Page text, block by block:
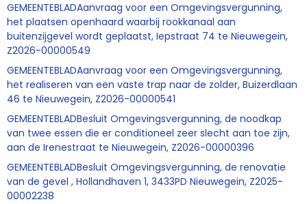
GEMEENTEBLADAanvraag voor een Omgevingsvergunning,
het plaatsen openhaard waarbij rookkanaal aan
buitenzijgevel wordt geplaatst, Iepstraat 74 te Nieuwegein,
Z2026-00000549
GEMEENTEBLADAanvraag voor een Omgevingsvergunning,
het realiseren van een vaste trap naar de zolder, Buizerdlaan
46 te Nieuwegein, Z2026-00000541
GEMEENTEBLADBesluit Omgevingsvergunning, de noodkap
van twee essen die er conditioneel zeer slecht aan toe zijn,
aan de Irenestraat te Nieuwegein, Z2026-00000396
GEMEENTEBLADBesluit Omgevingsvergunning, de renovatie
van de gevel , Hollandhaven 1, 3433PD Nieuwegein, Z2025-
00002238